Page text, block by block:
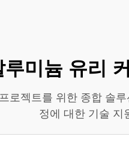
루미늄 유리
로젝트를 위한 종합 솔
정에 대한 기술 지